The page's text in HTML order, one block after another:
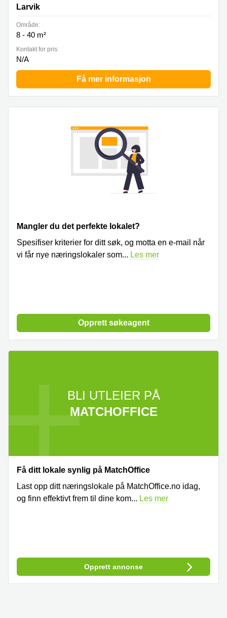
Larvik
Område:
8 - 40 m²
Kontakt for pris:
N/A
Få mer informasjon
Mangler du det perfekte lokalet?
Spesifiser kriterier for ditt søk, og motta en e-mail når
vi får nye næringslokaler som... Les mer
Opprett søkeagent
BLI UTLEIER PÅ
MATCHOFFICE
Få ditt lokale synlig på MatchOffice
Last opp ditt næringslokale på MatchOffice.no idag,
og finn effektivt frem til dine kom... Les mer
Opprett annonse